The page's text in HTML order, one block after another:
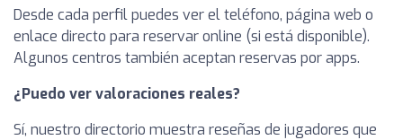
Desde cada perfil puedes ver el teléfono, página web o
enlace directo para reservar online (si está disponible).
Algunos centros también aceptan reservas por apps.
¿Puedo ver valoraciones reales?
Sí, nuestro directorio muestra reseñas de jugadores que